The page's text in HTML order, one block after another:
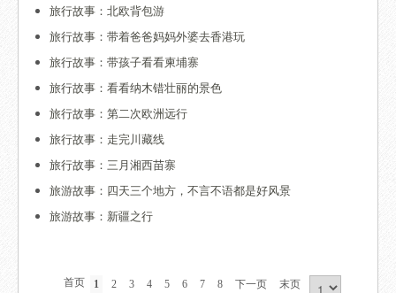
旅行故事：北欧背包游
旅行故事：带着爸爸妈妈外婆去香港玩
旅行故事：带孩子看看柬埔寨
旅行故事：看看纳木错壮丽的景色
旅行故事：第二次欧洲远行
旅行故事：走完川藏线
旅行故事：三月湘西苗寨
旅游故事：四天三个地方，不言不语都是好风景
旅游故事：新疆之行
首页 1 2 3 4 5 6 7 8 下一页 末页